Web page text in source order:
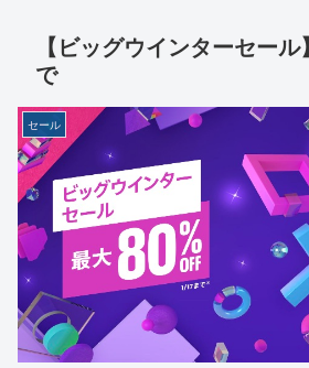
【ビッグウインターセー
で
セール